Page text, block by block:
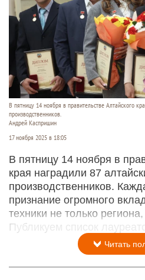
В пятницу 14 ноября в правительстве Алтайского
производственников.
Андрей Каспришин
17 ноября 2025 в 18:05
В пятницу 14 ноября в
края наградили 87
производственников.
признание огромного
техники не только
Публикуем список
Читать